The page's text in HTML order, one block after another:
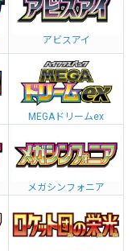
アビスアイ
MEGAドリームex
メガシンフォニア